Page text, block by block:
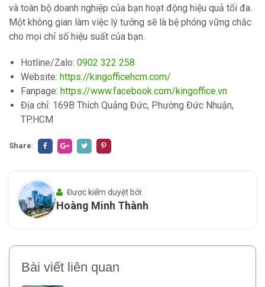
và toàn bộ doanh nghiệp của bạn hoạt động hiệu quả tối đa.
Một không gian làm việc lý tưởng sẽ là bệ phóng vững chắc
cho mọi chỉ số hiệu suất của bạn.
Hotline/Zalo: 0902 322 258
Website: https://kingofficehcm.com/
Fanpage: https://www.facebook.com/kingoffice.vn
Địa chỉ: 169B Thích Quảng Đức, Phường Đức Nhuận,
TP.HCM
Share:
Được kiểm duyệt bởi:
Hoàng Minh Thành
Bài viết liên quan